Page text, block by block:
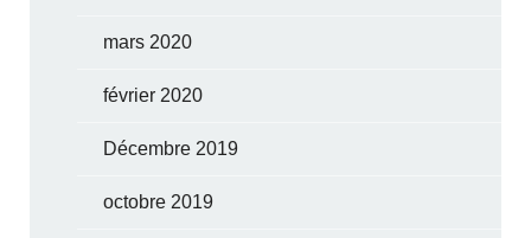
mars 2020
février 2020
Décembre 2019
octobre 2019